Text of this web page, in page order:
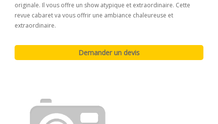
originale. Il vous offre un show atypique et extraordinaire. Cette
revue cabaret va vous offrir une ambiance chaleureuse et
extraordinaire.